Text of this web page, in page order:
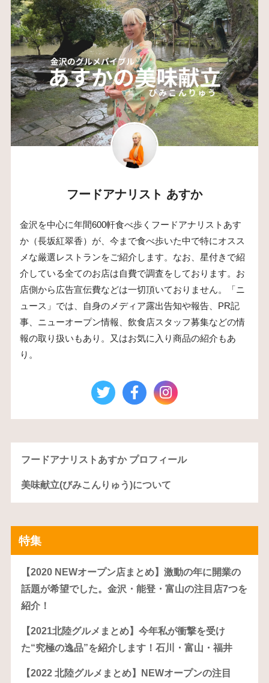
フードアナリスト あすか
金沢を中心に年間600軒食べ歩くフードアナリストあす
か（長坂紅翠香）が、今まで食べ歩いた中で特にオスス
メな厳選レストランをご紹介します。なお、星付きで紹
介している全てのお店は自費で調査をしております。お
店側から広告宣伝費などは一切頂いておりません。「ニ
ュース」では、自身のメディア露出告知や報告、PR記
事、ニューオープン情報、飲食店スタッフ募集などの情
報の取り扱いもあり。又はお気に入り商品の紹介もあ
り。
フードアナリストあすか プロフィール
美味献立(びみこんりゅう)について
特集
【2020 NEWオープン店まとめ】激動の年に開業の
話題が希望でした。金沢・能登・富山の注目店7つを
紹介！
【2021北陸グルメまとめ】今年私が衝撃を受け
た“究極の逸品”を紹介します！石川・富山・福井
【2022 北陸グルメまとめ】NEWオープンの注目